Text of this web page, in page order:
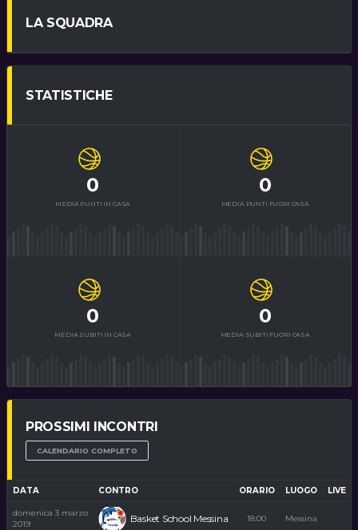
LA SQUADRA
STATISTICHE
0
MEDIA PUNTI IN CASA
0
MEDIA PUNTI FUORI CASA
0
MEDIA SUBITI IN CASA
0
MEDIA SUBITI FUORI CASA
PROSSIMI INCONTRI
CALENDARIO COMPLETO
DATA CONTRO ORARIO LUOGO LIVE
domenica 3 marzo
2019
Basket School Messina 18:00 Messina